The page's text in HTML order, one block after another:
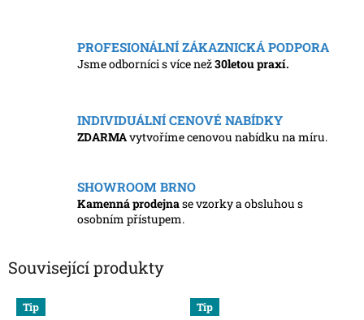
PROFESIONÁLNÍ ZÁKAZNICKÁ PODPORA
Jsme odborníci s více než30letou praxí.
INDIVIDUÁLNÍ CENOVÉ NABÍDKY
ZDARMAvytvoříme cenovou nabídku na míru.
SHOWROOM BRNO
Kamenná prodejnase vzorky a obsluhou s
osobním přístupem.
Související produkty
Tip Tip